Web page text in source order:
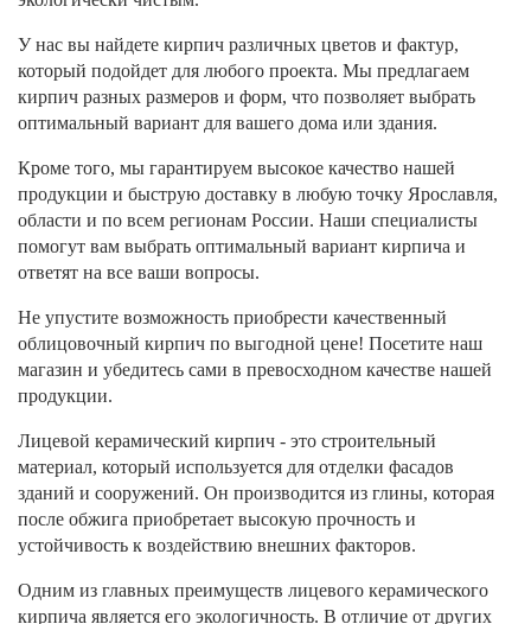
У нас вы найдете кирпич различных цветов и фактур,
который подойдет для любого проекта. Мы предлагаем
кирпич разных размеров и форм, что позволяет выбрать
оптимальный вариант для вашего дома или здания.
Кроме того, мы гарантируем высокое качество нашей
продукции и быструю доставку в любую точку Ярославля,
области и по всем регионам России. Наши специалисты
помогут вам выбрать оптимальный вариант кирпича и
ответят на все ваши вопросы.
Не упустите возможность приобрести качественный
облицовочный кирпич по выгодной цене! Посетите наш
магазин и убедитесь сами в превосходном качестве нашей
продукции.
Лицевой керамический кирпич - это строительный
материал, который используется для отделки фасадов
зданий и сооружений. Он производится из глины, которая
после обжига приобретает высокую прочность и
устойчивость к воздействию внешних факторов.
Одним из главных преимуществ лицевого керамического
кирпича является его экологичность. В отличие от других